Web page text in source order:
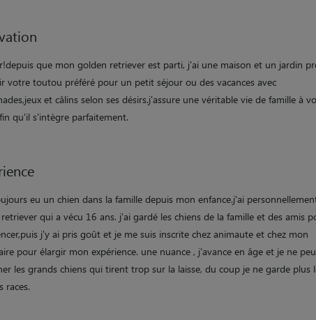
que mon golden retriever est parti, j'ai une maison et un jardin
votre toutou préféré pour un petit séjour ou des vacances avec
et câlins selon ses désirs.j'assure une véritable vie de famille à
qu'il s'intègre parfaitement.
eu un chien dans la famille depuis mon enfance.j'ai
qui a vécu 16 ans. j'ai gardé les chiens de la famille et des amis
j'y ai pris goût et je me suis inscrite chez animaute et chez mon
pour élargir mon expérience. une nuance , j'avance en âge et je ne
les grands chiens qui tirent trop sur la laisse, du coup je ne garde plus
races.